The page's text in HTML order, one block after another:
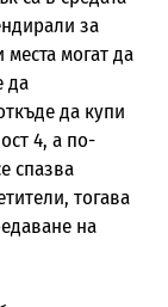
за
могат да
да
да купи
4, а по-
спазва
тогава
на